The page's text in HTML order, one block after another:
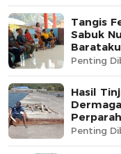
Tangis
Sabuk
Penting
Hasil
Penting